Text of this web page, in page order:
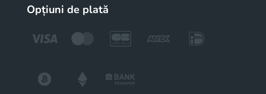
Opțiuni de plată